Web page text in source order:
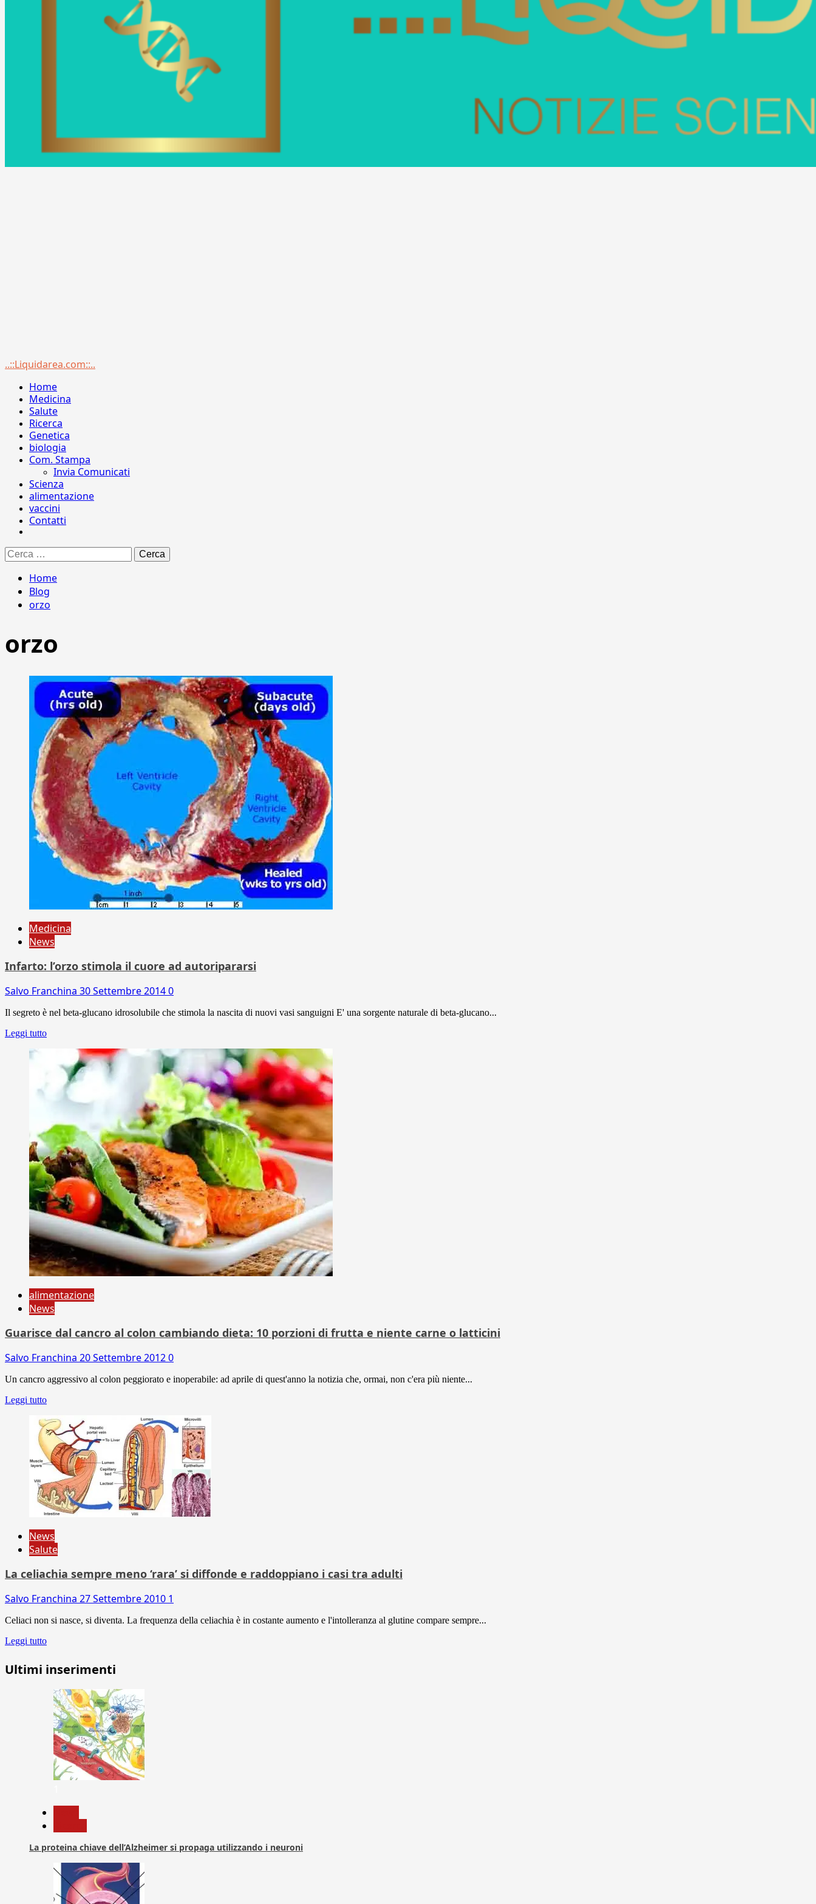
Menu
..::Liquidarea.com::..
Home
Medicina
Salute
Ricerca
Genetica
biologia
Com. Stampa
Invia Comunicati
Scienza
alimentazione
vaccini
Contatti
Ricerca
per:
Home
Blog
orzo
orzo
Medicina
News
Infarto: l’orzo stimola il cuore ad autoripararsi
Salvo Franchina 30 Settembre 20140
Il segreto è nel beta-glucano idrosolubile che stimola la nascita di nuovi vasi sanguigni E' una sorgente naturale di beta-glucano...
Leggi tutto
alimentazione
News
Guarisce dal cancro al colon cambiando dieta: 10 porzioni di frutta e niente carne o latticini
Salvo Franchina 20 Settembre 20120
Un cancro aggressivo al colon peggiorato e inoperabile: ad aprile di quest'anno la notizia che, ormai, non c'era più niente...
Leggi tutto
News
Salute
La celiachia sempre meno ‘rara’ si diffonde e raddoppiano i casi tra adulti
Salvo Franchina 27 Settembre 2010 1
Celiaci non si nasce, si diventa. La frequenza della celiachia è in costante aumento e l'intolleranza al glutine compare sempre...
Leggi tutto
Ultimi inserimenti
La proteina chiave dell’Alzheimer si propaga utilizzando i neuroni